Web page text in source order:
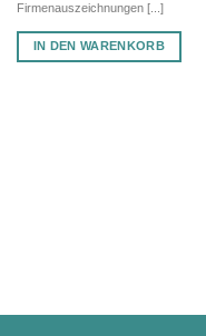
Firmenauszeichnungen [...]
IN DEN WARENKORB